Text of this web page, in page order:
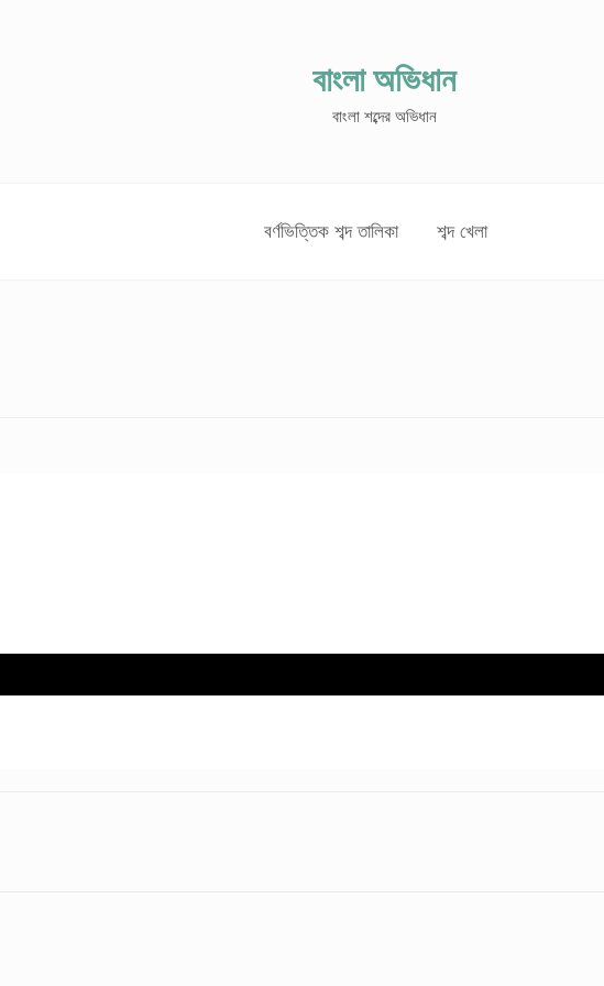
বাংলা অভিধান
বাংলা শব্দের অভিধান
বর্ণভিত্তিক শব্দ তালিকা শব্দ খেলা